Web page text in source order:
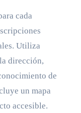
cada
Utiliza
dirección,
de
un mapa
accesible.